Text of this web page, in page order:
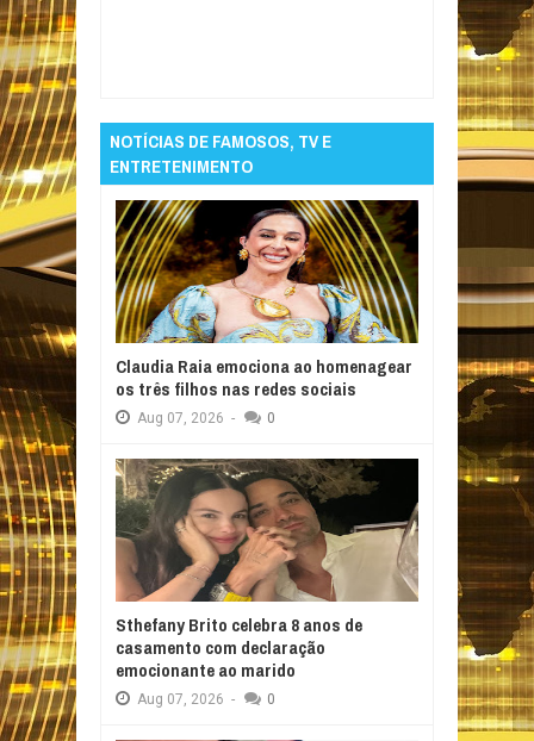
NOTÍCIAS DE FAMOSOS, TV E
ENTRETENIMENTO
Claudia Raia emociona ao homenagear
os três filhos nas redes sociais
Aug 07, 2026 - 0
Sthefany Brito celebra 8 anos de
casamento com declaração
emocionante ao marido
Aug 07, 2026 - 0